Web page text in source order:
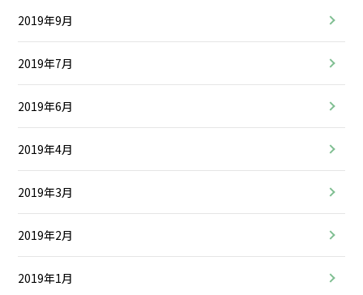
2019年9月
2019年7月
2019年6月
2019年4月
2019年3月
2019年2月
2019年1月